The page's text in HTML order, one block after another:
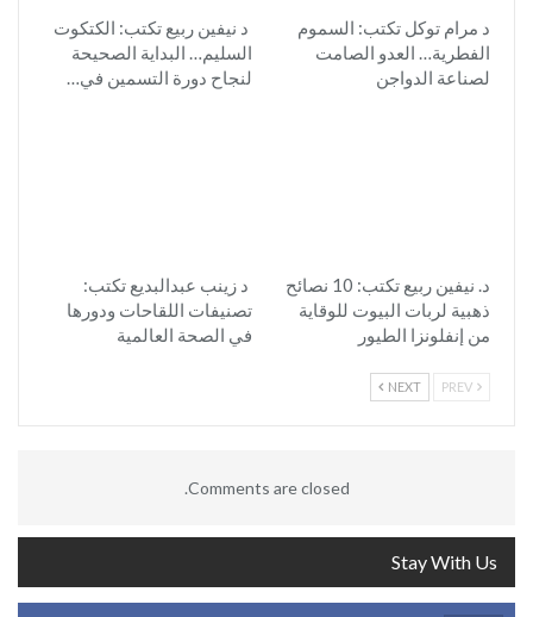
د مرام توكل تكتب: السموم
الفطرية… العدو الصامت
لصناعة الدواجن
د نيفين ربيع تكتب: الكتكوت
السليم… البداية الصحيحة
لنجاح دورة التسمين في…
د. نيفين ربيع تكتب: 10 نصائح
ذهبية لربات البيوت للوقاية
من إنفلونزا الطيور
د زينب عبدالبديع تكتب:
تصنيفات اللقاحات ودورها
في الصحة العالمية
NEXT
Comments are closed.
Stay With Us